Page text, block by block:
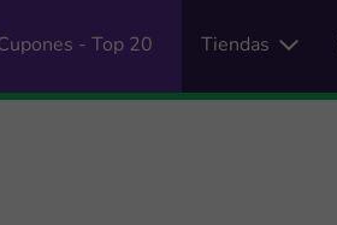
- Top 20 Tiendas